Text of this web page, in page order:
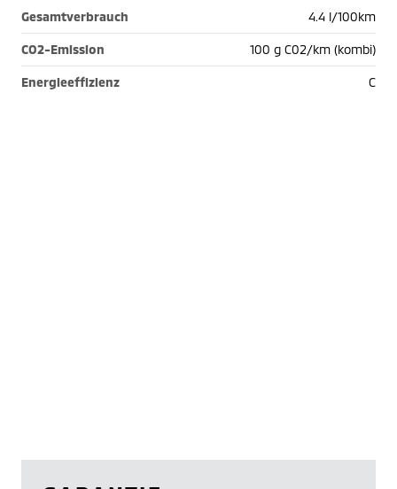
Gesamtverbrauch 4.4 l/100km
CO2-Emission 100 g C02/km (kombi)
Energieeffizienz C